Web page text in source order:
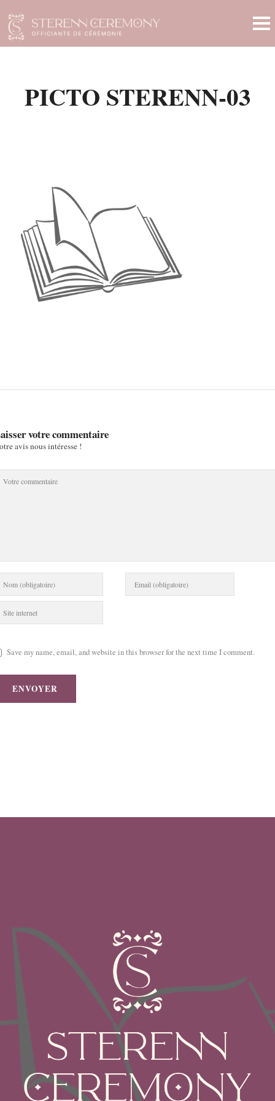
PICTO STERENN-03
votre commentaire
avis nous intéresse !
Save my name, email, and website in this browser for the next time I comment.
ENVOYER